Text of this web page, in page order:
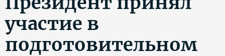
участие в
подготовительном